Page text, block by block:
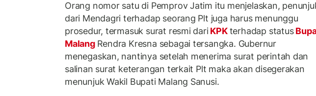
Orang nomor satu di Pemprov Jatim itu menjelaskan,
dari Mendagri terhadap seorang Plt juga harus menunggu
prosedur, termasuk surat resmi dariKPKterhadap status
Malang Rendra Kresna sebagai tersangka. Gubernur
menegaskan, nantinya setelah menerima surat perintah dan
salinan surat keterangan terkait Plt maka akan disegerakan
menunjuk Wakil Bupati Malang Sanusi.